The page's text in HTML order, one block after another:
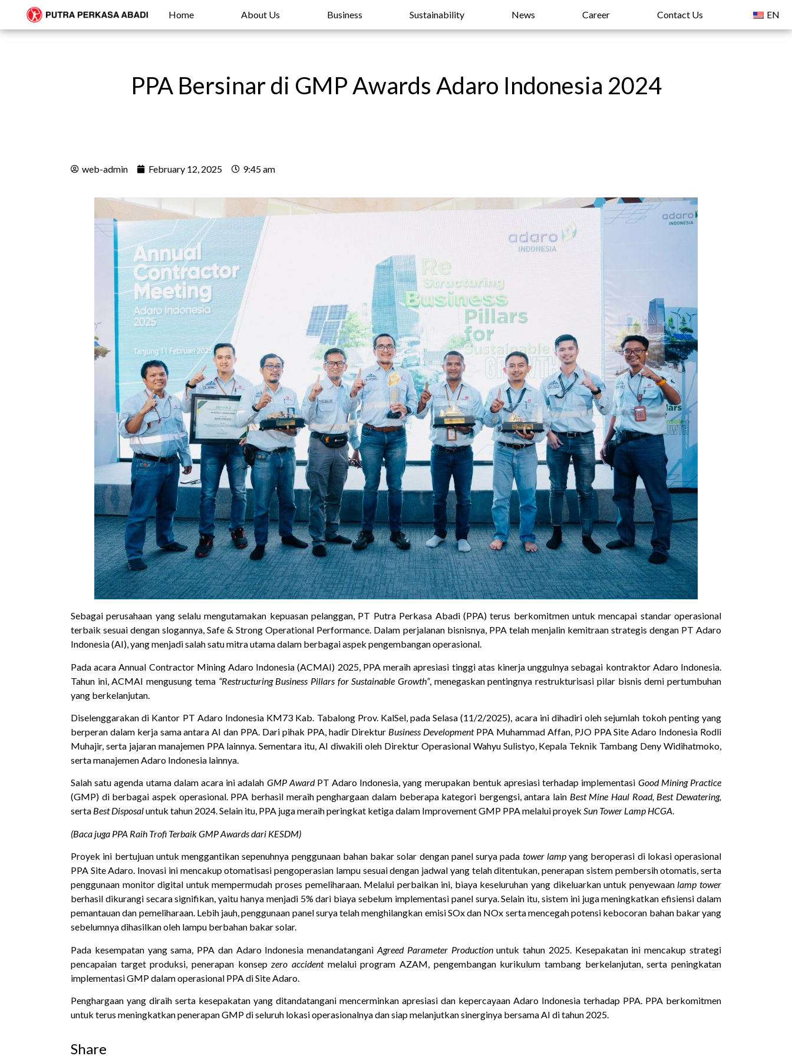
Home About Us Business Sustainability News Career Contact Us EN
PPA Bersinar di GMP Awards Adaro Indonesia 2024
web-admin February 12, 2025 9:45 am
Sebagai perusahaan yang selalu mengutamakan kepuasan pelanggan, PT Putra Perkasa Abadi (PPA) terus berkomitmen untuk mencapai standar operasional
terbaik sesuai dengan slogannya, Safe & Strong Operational Performance. Dalam perjalanan bisnisnya, PPA telah menjalin kemitraan strategis dengan PT Adaro
Indonesia (AI), yang menjadi salah satu mitra utama dalam berbagai aspek pengembangan operasional.
Pada acara Annual Contractor Mining Adaro Indonesia (ACMAI) 2025, PPA meraih apresiasi tinggi atas kinerja unggulnya sebagai kontraktor Adaro Indonesia.
Tahun ini, ACMAI mengusung tema “Restructuring Business Pillars for Sustainable Growth”, menegaskan pentingnya restrukturisasi pilar bisnis demi pertumbuhan
yang berkelanjutan.
Diselenggarakan di Kantor PT Adaro Indonesia KM73 Kab. Tabalong Prov. KalSel, pada Selasa (11/2/2025), acara ini dihadiri oleh sejumlah tokoh penting yang
berperan dalam kerja sama antara AI dan PPA. Dari pihak PPA, hadir Direktur Business DevelopmentPPA Muhammad Affan, PJO PPA Site Adaro Indonesia Rodli
Muhajir, serta jajaran manajemen PPA lainnya. Sementara itu, AI diwakili oleh Direktur Operasional Wahyu Sulistyo, Kepala Teknik Tambang Deny Widihatmoko,
serta manajemen Adaro Indonesia lainnya.
Salah satu agenda utama dalam acara ini adalah GMP AwardPT Adaro Indonesia, yang merupakan bentuk apresiasi terhadap implementasi Good Mining Practice
(GMP) di berbagai aspek operasional. PPA berhasil meraih penghargaan dalam beberapa kategori bergengsi, antara lain Best Mine Haul Road, Best Dewatering,
serta Best Disposaluntuk tahun 2024. Selain itu, PPA juga meraih peringkat ketiga dalam Improvement GMP PPA melalui proyek Sun Tower Lamp HCGA.
(Baca juga PPA Raih Trofi Terbaik GMP Awards dari KESDM)
Proyek ini bertujuan untuk menggantikan sepenuhnya penggunaan bahan bakar solar dengan panel surya pada tower lampyang beroperasi di lokasi operasional
PPA Site Adaro. Inovasi ini mencakup otomatisasi pengoperasian lampu sesuai dengan jadwal yang telah ditentukan, penerapan sistem pembersih otomatis, serta
penggunaan monitor digital untuk mempermudah proses pemeliharaan. Melalui perbaikan ini, biaya keseluruhan yang dikeluarkan untuk penyewaanlamp tower
berhasil dikurangi secara signifikan, yaitu hanya menjadi 5% dari biaya sebelum implementasi panel surya. Selain itu, sistem ini juga meningkatkan efisiensi dalam
pemantauan dan pemeliharaan. Lebih jauh, penggunaan panel surya telah menghilangkan emisi SOx dan NOx serta mencegah potensi kebocoran bahan bakar yang
sebelumnya dihasilkan oleh lampu berbahan bakar solar.
Pada kesempatan yang sama, PPA dan Adaro Indonesia menandatangani Agreed Parameter Productionuntuk tahun 2025. Kesepakatan ini mencakup strategi
pencapaian target produksi, penerapan konsep zero accidentmelalui program AZAM, pengembangan kurikulum tambang berkelanjutan, serta peningkatan
implementasi GMP dalam operasional PPA di Site Adaro.
Penghargaan yang diraih serta kesepakatan yang ditandatangani mencerminkan apresiasi dan kepercayaan Adaro Indonesia terhadap PPA. PPA berkomitmen
untuk terus meningkatkan penerapan GMP di seluruh lokasi operasionalnya dan siap melanjutkan sinerginya bersama AI di tahun 2025.
Share